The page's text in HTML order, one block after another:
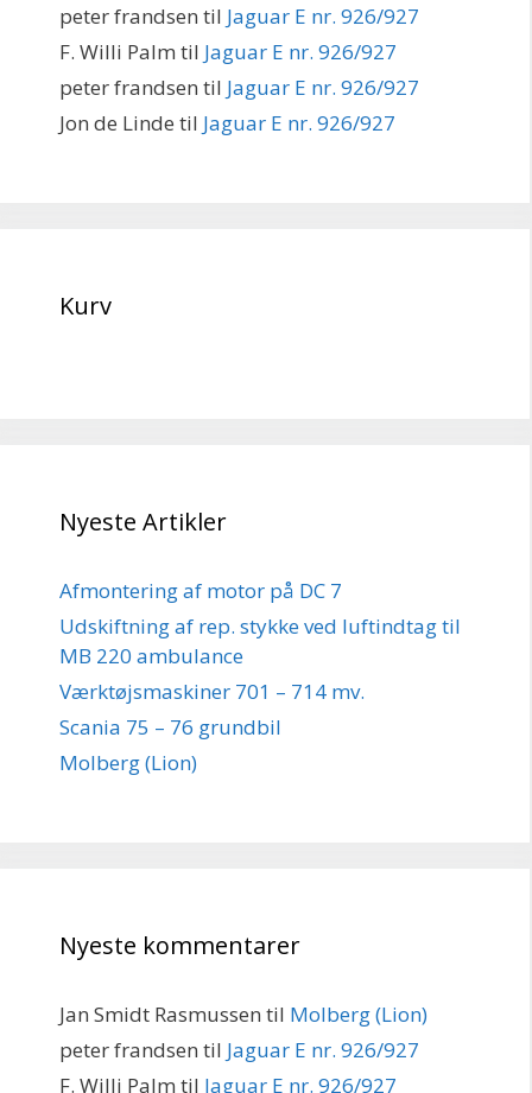
peter frandsen til Jaguar E nr. 926/927
F. Willi Palm til Jaguar E nr. 926/927
peter frandsen til Jaguar E nr. 926/927
Jon de Linde til Jaguar E nr. 926/927
Kurv
Nyeste Artikler
Afmontering af motor på DC 7
Udskiftning af rep. stykke ved luftindtag til
MB 220 ambulance
Værktøjsmaskiner 701 – 714 mv.
Scania 75 – 76 grundbil
Molberg (Lion)
Nyeste kommentarer
Jan Smidt Rasmussen til Molberg (Lion)
peter frandsen til Jaguar E nr. 926/927
F. Willi Palm til Jaguar E nr. 926/927